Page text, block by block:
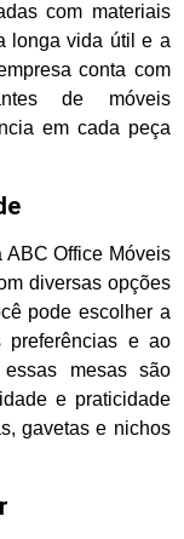
com materiais
longa vida útil e a
conta com
de móveis
em cada peça
ABC Office Móveis
diversas opções
pode escolher a
preferências e ao
mesas são
e praticidade
gavetas e nichos